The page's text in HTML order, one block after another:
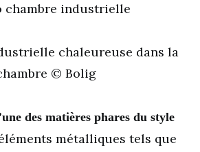
chaleureuse dans la
© Bolig
des matières phares du style
métalliques tels que